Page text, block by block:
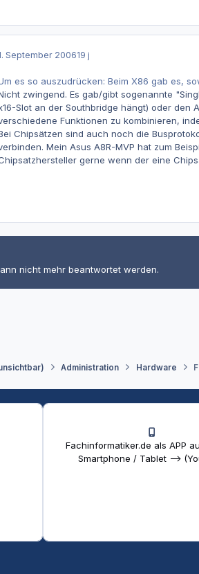
September 200619 j
es so auszudrücken: Beim X86 gab es,
zwingend. Es gab/gibt sogenannte
Slot an der Southbridge hängt) oder den
Funktionen zu kombinieren,
Chipsätzen sind auch noch die
Mein Asus A8R-MVP hat zum
gerne wenn der eine
nicht mehr beantwortet werden.
Administration Hardware
Fachinformatiker.de als APP
Smartphone / Tablet -->